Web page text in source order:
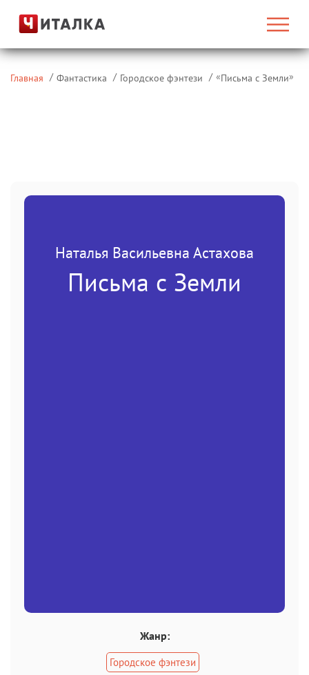
Главная Фантастика Городское фэнтези «Письма с Земли»
Наталья Васильевна Астахова
Письма с Земли
Жанр:
Городское фэнтези